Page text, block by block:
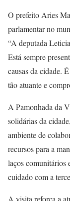
O prefeito Aries
parlamentar no
“A deputada
Está sempre
causas da cidade.
tão atuante e
A Pamonhada da
solidárias da
ambiente de
recursos para a
laços comunitários
cuidado com a